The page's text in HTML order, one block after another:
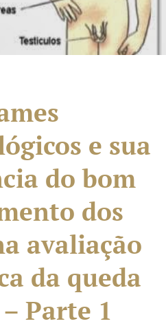
e sua
do bom
dos
avaliação
da queda
Parte 1